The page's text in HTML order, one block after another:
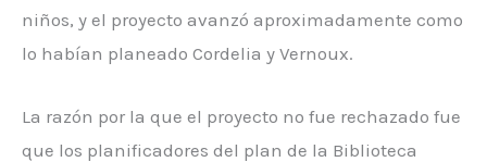
niños, y el proyecto avanzó aproximadamente como
lo habían planeado Cordelia y Vernoux.
La razón por la que el proyecto no fue rechazado fue
que los planificadores del plan de la Biblioteca